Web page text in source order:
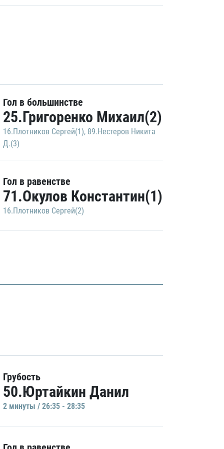
Гол в большинстве
25.Григоренко Михаил(2)
16.Плотников Сергей(1), 89.Нестеров Никита
Д.(3)
Гол в равенстве
71.Окулов Константин(1)
16.Плотников Сергей(2)
Грубость
50.Юртайкин Данил
2 минуты / 26:35 - 28:35